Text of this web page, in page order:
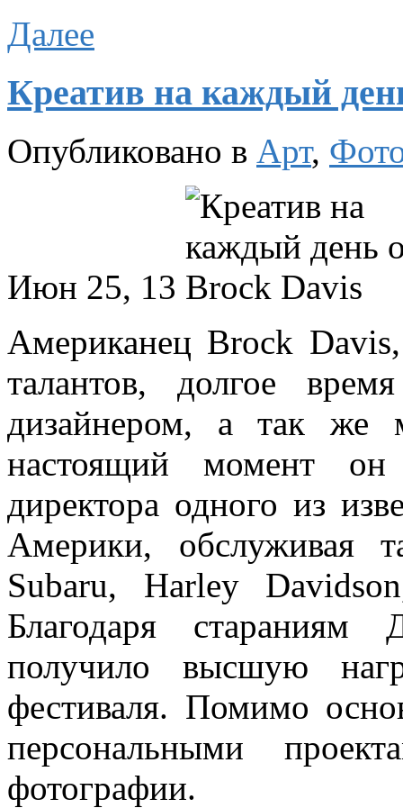
Далее
Креатив на каждый
Опубликовано в Арт,
Июн 25, 13
Американец Brock
талантов, долгое
дизайнером, а так же
настоящий момент он
директора одного из
Америки, обслуживая
Subaru, Harley
Благодаря стараниям
получило высшую
фестиваля. Помимо
персональными
фотографии.